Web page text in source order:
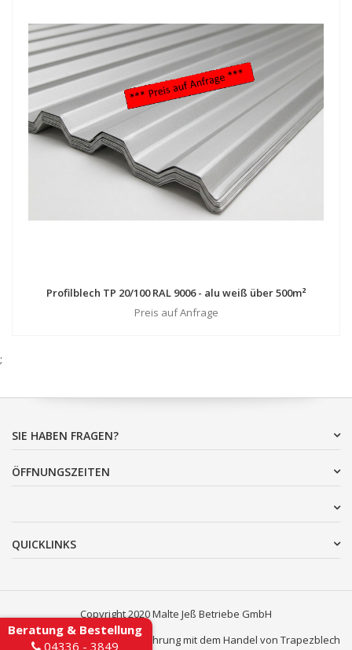
Profilblech TP 20/100 RAL 9006 - alu weiß über 500m²
Preis auf Anfrage
;
SIE HABEN FRAGEN?
ÖFFNUNGSZEITEN
QUICKLINKS
Copyright 2020 Malte Jeß Betriebe GmbH
Über 25 Jahre Erfahrung mit dem Handel von Trapezblech
Beratung & Bestellung
04336 - 3849